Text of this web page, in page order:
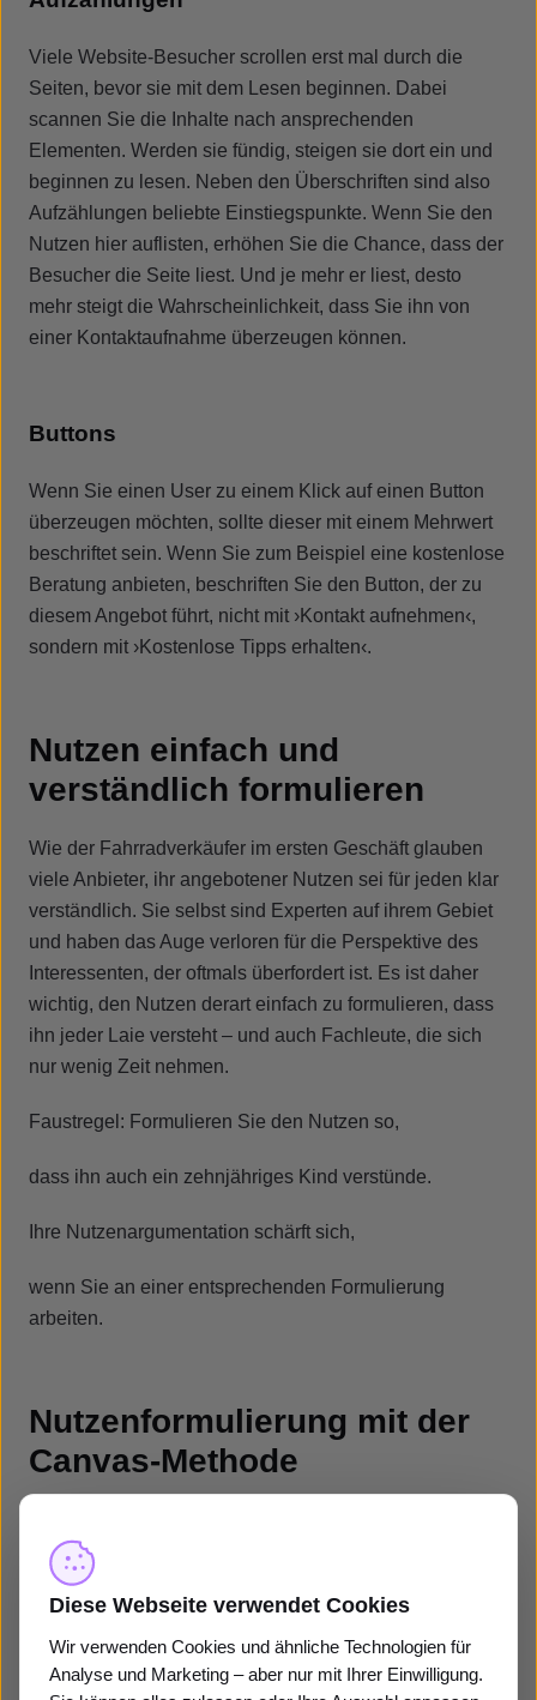
Viele Website-Besucher scrollen erst mal durch die
Seiten, bevor sie mit dem Lesen beginnen. Dabei
scannen Sie die Inhalte nach ansprechenden
Elementen. Werden sie fündig, steigen sie dort ein und
beginnen zu lesen. Neben den Überschriften sind also
Aufzählungen beliebte Einstiegspunkte. Wenn Sie den
Nutzen hier auflisten, erhöhen Sie die Chance, dass der
Besucher die Seite liest. Und je mehr er liest, desto
mehr steigt die Wahrscheinlichkeit, dass Sie ihn von
einer Kontaktaufnahme überzeugen können.
Buttons
Wenn Sie einen User zu einem Klick auf einen Button
überzeugen möchten, sollte dieser mit einem Mehrwert
beschriftet sein. Wenn Sie zum Beispiel eine kostenlose
Beratung anbieten, beschriften Sie den Button, der zu
diesem Angebot führt, nicht mit ›Kontakt aufnehmen‹,
sondern mit ›Kostenlose Tipps erhalten‹.
Nutzen einfach und
verständlich formulieren
Wie der Fahrradverkäufer im ersten Geschäft glauben
viele Anbieter, ihr angebotener Nutzen sei für jeden klar
verständlich. Sie selbst sind Experten auf ihrem Gebiet
und haben das Auge verloren für die Perspektive des
Interessenten, der oftmals überfordert ist. Es ist daher
wichtig, den Nutzen derart einfach zu formulieren, dass
ihn jeder Laie versteht – und auch Fachleute, die sich
nur wenig Zeit nehmen.
Faustregel: Formulieren Sie den Nutzen so,
dass ihn auch ein zehnjähriges Kind verstünde.
Ihre Nutzenargumentation schärft sich,
wenn Sie an einer entsprechenden Formulierung
arbeiten.
Nutzenformulierung mit der
Canvas-Methode
Mountainbike hat sich die Value Proposition Canvas als
sehr hilfreich herausgestellt. Mit dieser Methode stellen
Sie sicher, dass Sie Ihre Nutzenformulierung exakt auf
die Bedürfnisse der Interessenten auf Ihrer Website
ausrichten.
Diese Webseite verwendet Cookies
Wir verwenden Cookies und ähnliche Technologien für
Analyse und Marketing – aber nur mit Ihrer Einwilligung.